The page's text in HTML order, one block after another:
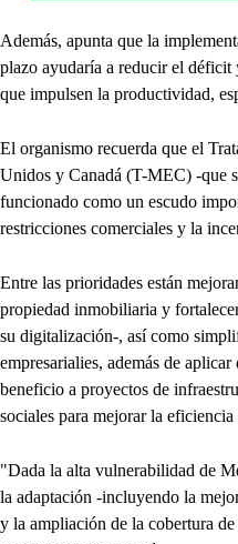
Además, apunta que la
plazo ayudaría a reducir el déficit
que impulsen la productividad,
El organismo recuerda que el
Unidos y Canadá (T-MEC) -que
funcionado como un escudo
restricciones comerciales y la
Entre las prioridades están
propiedad inmobiliaria y
su digitalización-, así como
empresarialies, además de
beneficio a proyectos de
sociales para mejorar la
"Dada la alta vulnerabilidad de
la adaptación -incluyendo la
y la ampliación de la cobertura